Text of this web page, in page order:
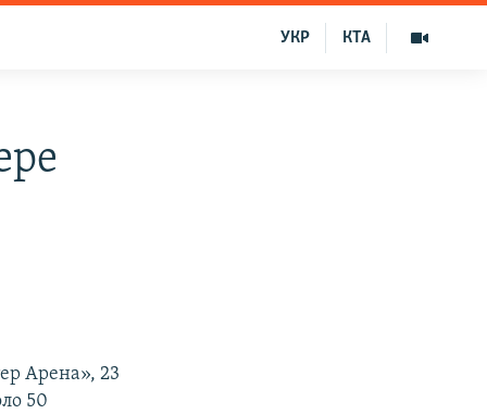
КТА
УКР
Арена», 23
50